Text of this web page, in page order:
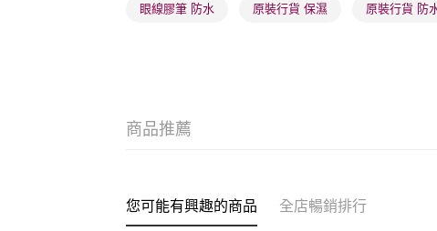
眼線膠筆 防水 原裝行貨 保濕 原裝行貨 防
商品推薦
您可能有興趣的商品 全店暢銷排行